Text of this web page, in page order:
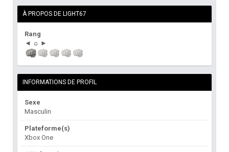
À PROPOS DE LIGHT67
Rang
◄ ☼ ►
INFORMATIONS DE PROFIL
Sexe
Masculin
Plateforme(s)
Xbox One